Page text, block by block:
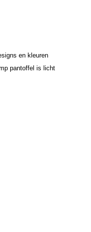
en kleuren
pantoffel is licht